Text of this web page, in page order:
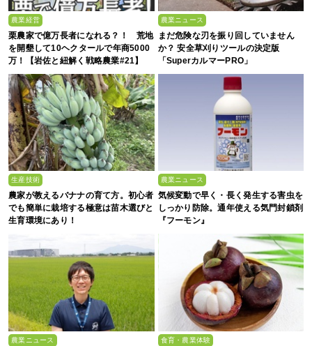
農業経営
栗農家で億万長者になれる？！ 荒地
を開墾して10ヘクタールで年商5000
万！【岩佐と紐解く戦略農業#21】
農業ニュース
まだ危険な刃を振り回していません
か？ 安全草刈りツールの決定版
「SuperカルマーPRO」
生産技術
農家が教えるバナナの育て方。初心者
でも簡単に栽培する極意は苗木選びと
生育環境にあり！
農業ニュース
気候変動で早く・長く発生する害虫を
しっかり防除。通年使える気門封鎖剤
『フーモン』
農業ニュース 食育・農業体験